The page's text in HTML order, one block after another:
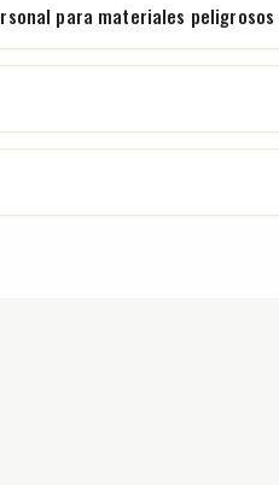
para materiales peligrosos